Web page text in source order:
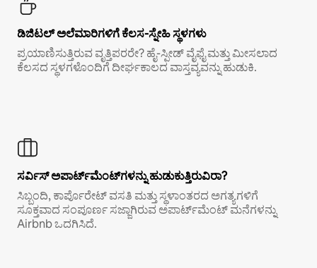
ಡಿಜಿಟಲ್ ಅಲೆಮಾರಿಗಳಿಗೆ ಕೆಲಸ-ಸ್ನೇಹಿ ಸ್ಥಳಗಳು
ಪ್ರಯಾಣಿಸುತ್ತಿರುವ ವೃತ್ತಿಪರರೇ? ಹೈ-ಸ್ಪೀಡ್ ವೈಫೈ ಮತ್ತು ಮೀಸಲಾದ
ಕೆಲಸದ ಸ್ಥಳಗಳೊಂದಿಗೆ ದೀರ್ಘಕಾಲದ ವಾಸ್ತವ್ಯವನ್ನು ಹುಡುಕಿ.
ಸರ್ವಿಸ್ ಅಪಾರ್ಟ್‌ಮೆಂಟ್‌ಗಳನ್ನು ಹುಡುಕುತ್ತಿರುವಿರಾ?
ಸಿಬ್ಬಂದಿ, ಕಾರ್ಪೊರೇಟ್ ವಸತಿ ಮತ್ತು ಸ್ಥಳಾಂತರದ ಅಗತ್ಯಗಳಿಗೆ
ಸೂಕ್ತವಾದ ಸಂಪೂರ್ಣ ಸಜ್ಜಾಗಿರುವ ಅಪಾರ್ಟ್‌ಮೆಂಟ್ ಮನೆಗಳನ್ನು
Airbnb ಒದಗಿಸಿದೆ.